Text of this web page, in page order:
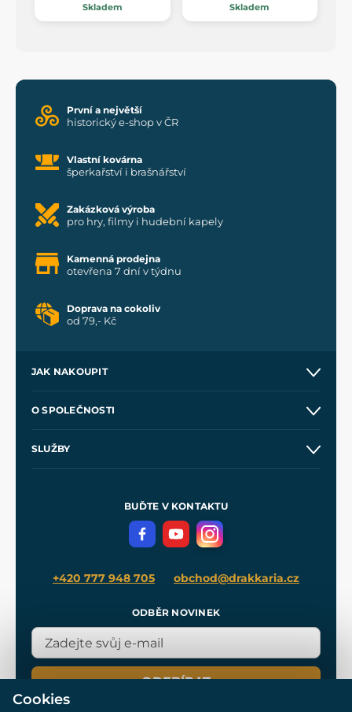
Skladem Skladem
První a největší
historický e-shop v ČR
Vlastní kovárna
šperkařství i brašnářství
Zakázková výroba
pro hry, filmy i hudební kapely
Kamenná prodejna
otevřena 7 dní v týdnu
Doprava na cokoliv
od 79,- Kč
JAK NAKOUPIT
Velkoobchod
O SPOLEČNOSTI
SLUŽBY
Meče pro Kingdom Come
BUĎTE V KONTAKTU
+420 777 948 705 obchod@drakkaria.cz
ODBĚR NOVINEK
ODEBÍRAT
Cookies